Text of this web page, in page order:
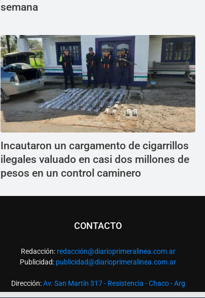
semana
Incautaron un cargamento de cigarrillos
ilegales valuado en casi dos millones de
pesos en un control caminero
CONTACTO
Redacción: redacción@diarioprimeralinea.com.ar
Publicidad: publicidad@diarioprimeralinea.com.ar
Dirección:Av. San Martín 317 - Resistencia - Chaco - Arg